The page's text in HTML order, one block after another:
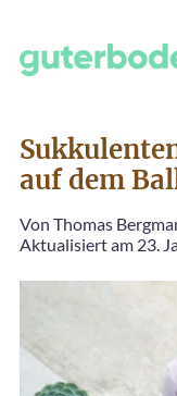
auf dem
Von Thomas
Aktualisiert am 23.